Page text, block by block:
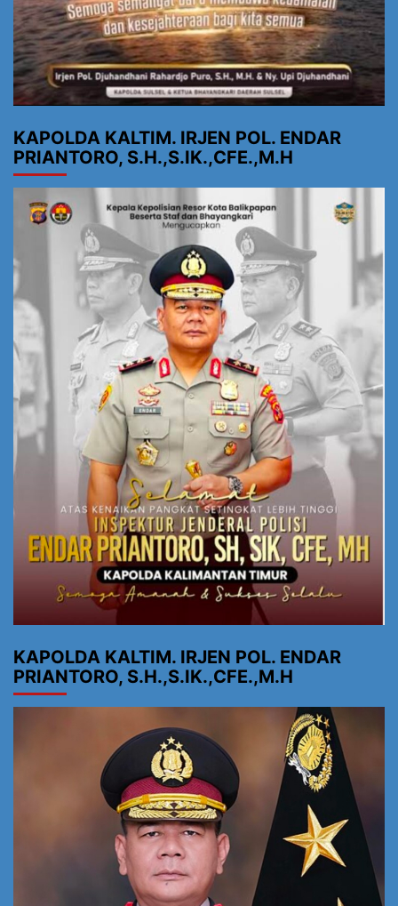
KAPOLDA KALTIM. IRJEN POL. ENDAR
PRIANTORO, S.H.,S.IK.,CFE.,M.H
KAPOLDA KALTIM. IRJEN POL. ENDAR
PRIANTORO, S.H.,S.IK.,CFE.,M.H